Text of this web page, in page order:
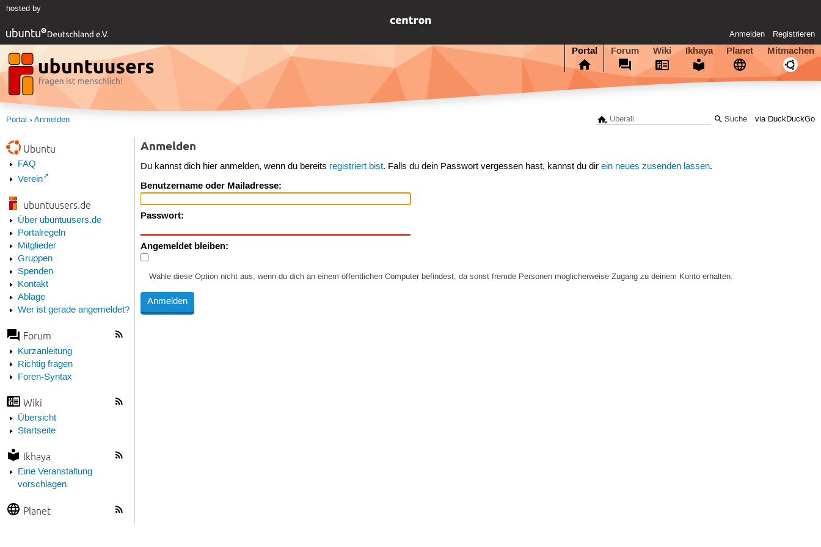
hosted by
Anmelden Registrieren
Portal Forum Wiki Ikhaya Planet Mitmachen
via DuckDuckGo
Portal Anmelden
Ubuntu
FAQ
Verein
ubuntuusers.de
Über ubuntuusers.de
Portalregeln
Mitglieder
Gruppen
Spenden
Kontakt
Ablage
Wer ist gerade angemeldet?
Forum
Kurzanleitung
Richtig fragen
Foren-Syntax
Wiki
Übersicht
Startseite
Ikhaya
Eine Veranstaltung
vorschlagen
Planet
Anmelden
Du kannst dich hier anmelden, wenn du bereits registriert bist. Falls du dein Passwort vergessen hast, kannst du direin neues zusenden lassen.
Benutzername oder Mailadresse:
Passwort:
Angemeldet bleiben:
Wähle diese Option nicht aus, wenn du dich an einem öffentlichen Computer befindest, da sonst fremde Personen möglicherweise Zugang zu deinem Konto erhalten.